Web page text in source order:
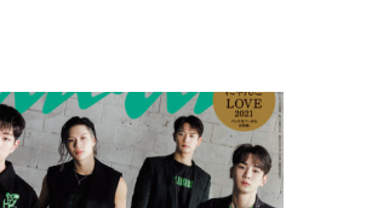
フードボウル・食器
ベース手作り食材・
野菜・穀物食材
冷凍品
（クール便）